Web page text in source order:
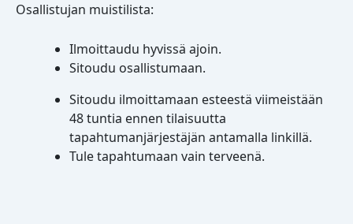
Osallistujan muistilista:
Ilmoittaudu hyvissä ajoin.
Sitoudu osallistumaan.
Sitoudu ilmoittamaan esteestä viimeistään
48 tuntia ennen tilaisuutta
tapahtumanjärjestäjän antamalla linkillä.
Tule tapahtumaan vain terveenä.